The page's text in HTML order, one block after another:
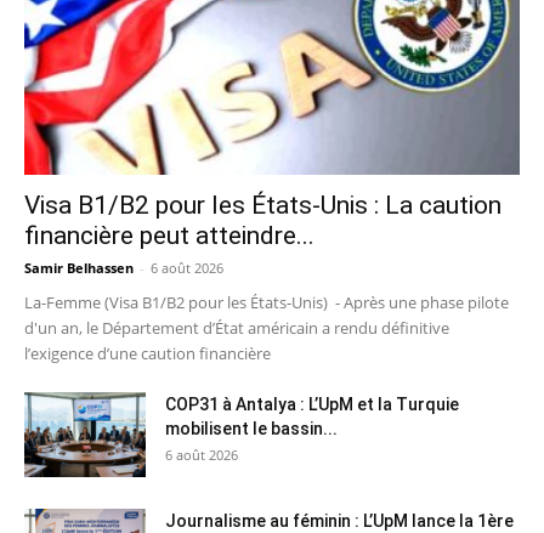
Visa B1/B2 pour les États-Unis : La caution
financière peut atteindre...
Samir Belhassen - 6 août 2026
La-Femme (Visa B1/B2 pour les États-Unis) - Après une phase pilote
d'un an, le Département d’État américain a rendu définitive
l’exigence d’une caution financière
COP31 à Antalya : L’UpM et la Turquie
mobilisent le bassin...
6 août 2026
Journalisme au féminin : L’UpM lance la 1ère